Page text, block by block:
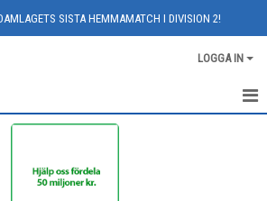
SISTA HEMMAMATCH I DIVISION 2!
LOGGA IN